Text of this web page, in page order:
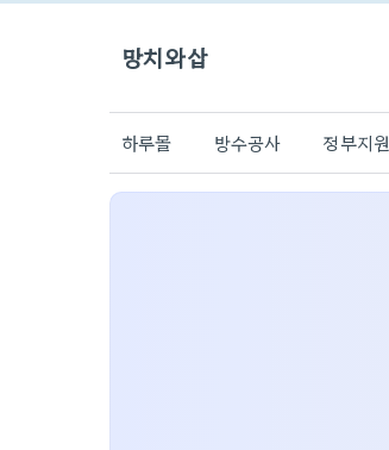
망치와삽
하루몰 방수공사 정부지원